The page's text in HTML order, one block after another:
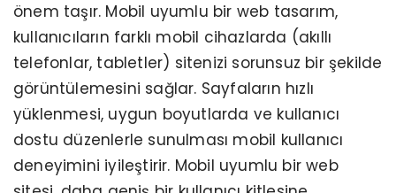
önem taşır. Mobil uyumlu bir web tasarım,
kullanıcıların farklı mobil cihazlarda (akıllı
telefonlar, tabletler) sitenizi sorunsuz bir şekilde
görüntülemesini sağlar. Sayfaların hızlı
yüklenmesi, uygun boyutlarda ve kullanıcı
dostu düzenlerle sunulması mobil kullanıcı
deneyimini iyileştirir. Mobil uyumlu bir web